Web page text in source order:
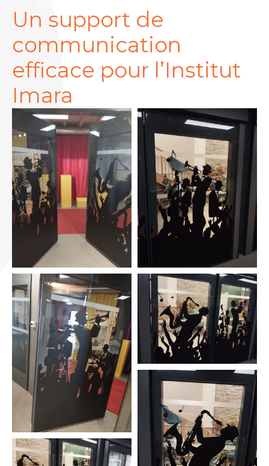
Un support de
communication
efficace pour l’Institut
Imara